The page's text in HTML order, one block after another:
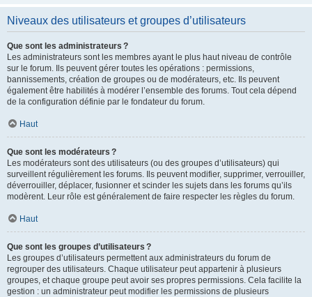
Niveaux des utilisateurs et groupes d’utilisateurs
Que sont les administrateurs ?
Les administrateurs sont les membres ayant le plus haut niveau de contrôle
sur le forum. Ils peuvent gérer toutes les opérations : permissions,
bannissements, création de groupes ou de modérateurs, etc. Ils peuvent
également être habilités à modérer l’ensemble des forums. Tout cela dépend
de la configuration définie par le fondateur du forum.
Haut
Que sont les modérateurs ?
Les modérateurs sont des utilisateurs (ou des groupes d’utilisateurs) qui
surveillent régulièrement les forums. Ils peuvent modifier, supprimer, verrouiller,
déverrouiller, déplacer, fusionner et scinder les sujets dans les forums qu’ils
modèrent. Leur rôle est généralement de faire respecter les règles du forum.
Haut
Que sont les groupes d’utilisateurs ?
Les groupes d’utilisateurs permettent aux administrateurs du forum de
regrouper des utilisateurs. Chaque utilisateur peut appartenir à plusieurs
groupes, et chaque groupe peut avoir ses propres permissions. Cela facilite la
gestion : un administrateur peut modifier les permissions de plusieurs